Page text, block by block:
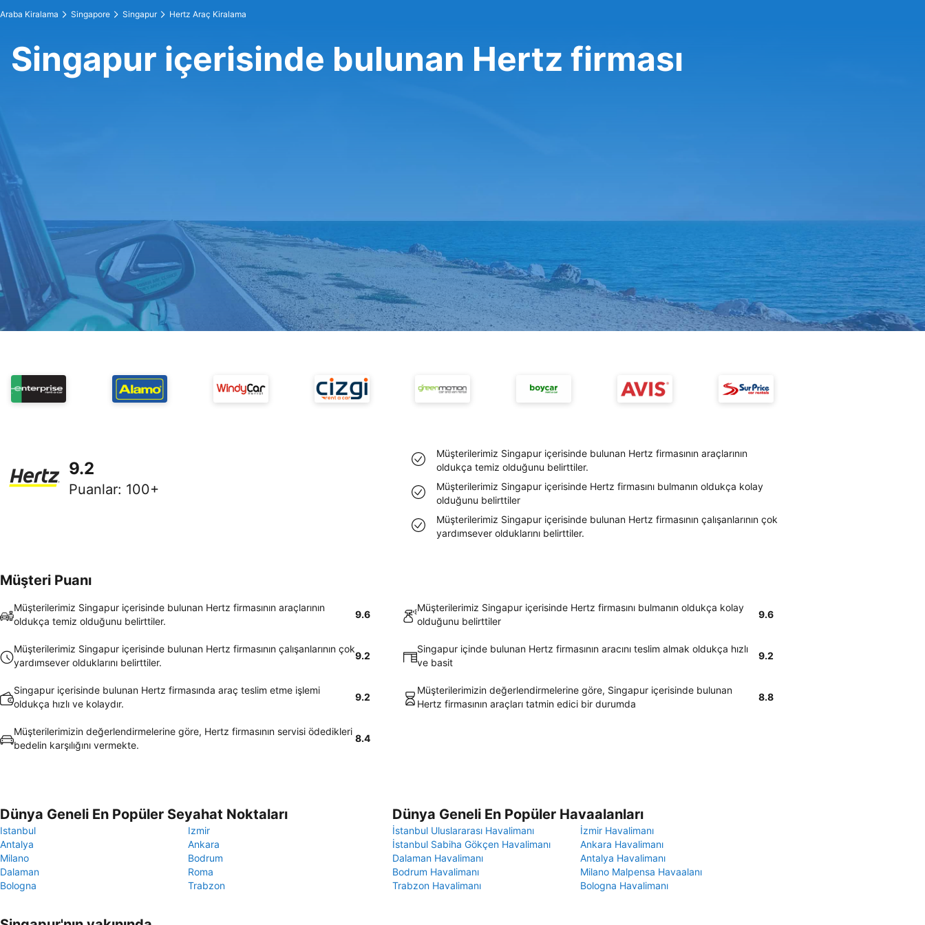
Araba Kiralama Singapore Singapur Hertz Araç Kiralama
Singapur içerisinde bulunan Hertz firması
9.2
Puanlar: 100+
Müşterilerimiz Singapur içerisinde bulunan Hertz firmasının araçlarının
oldukça temiz olduğunu belirttiler.
Müşterilerimiz Singapur içerisinde Hertz firmasını bulmanın oldukça kolay
olduğunu belirttiler
Müşterilerimiz Singapur içerisinde bulunan Hertz firmasının çalışanlarının çok
yardımsever olduklarını belirttiler.
Müşteri Puanı
Müşterilerimiz Singapur içerisinde bulunan Hertz firmasının araçlarının
oldukça temiz olduğunu belirttiler.
9.6
Müşterilerimiz Singapur içerisinde Hertz firmasını bulmanın oldukça kolay
olduğunu belirttiler
9.6
Müşterilerimiz Singapur içerisinde bulunan Hertz firmasının çalışanlarının çok
yardımsever olduklarını belirttiler.
9.2
Singapur içinde bulunan Hertz firmasının aracını teslim almak oldukça hızlı
ve basit
9.2
Singapur içerisinde bulunan Hertz firmasında araç teslim etme işlemi
oldukça hızlı ve kolaydır.
9.2
Müşterilerimizin değerlendirmelerine göre, Singapur içerisinde bulunan
Hertz firmasının araçları tatmin edici bir durumda
8.8
Müşterilerimizin değerlendirmelerine göre, Hertz firmasının servisi ödedikleri
bedelin karşılığını vermekte.
8.4
Dünya Geneli En Popüler Seyahat Noktaları
Istanbul
Izmir
Antalya
Ankara
Milano
Bodrum
Dalaman
Roma
Bologna
Trabzon
Dünya Geneli En Popüler Havaalanları
İstanbul Uluslararası Havalimanı
İzmir Havalimanı
İstanbul Sabiha Gökçen Havalimanı
Ankara Havalimanı
Dalaman Havalimanı
Antalya Havalimanı
Bodrum Havalimanı
Milano Malpensa Havaalanı
Trabzon Havalimanı
Bologna Havalimanı